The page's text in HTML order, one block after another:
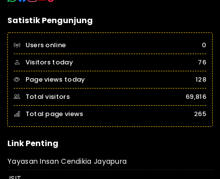
Satistik Pengunjung
Users online
0
Visitors today
76
Page views today
128
Total visitors
69,816
Total page views
265
Link Penting
Yayasan Insan Cendikia Jayapura